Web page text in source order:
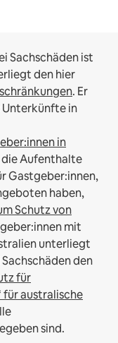
Sachschäden ist
den hier
. Er
Unterkünfte in
in
die Aufenthalte
Gastgeber:innen,
haben,
Schutz von
mit
unterliegt
den
für
für australische
sind.